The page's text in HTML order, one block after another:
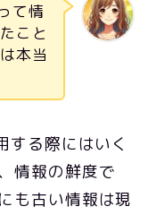
て情
こと
本当
する際にはいく
情報の鮮度で
も古い情報は現